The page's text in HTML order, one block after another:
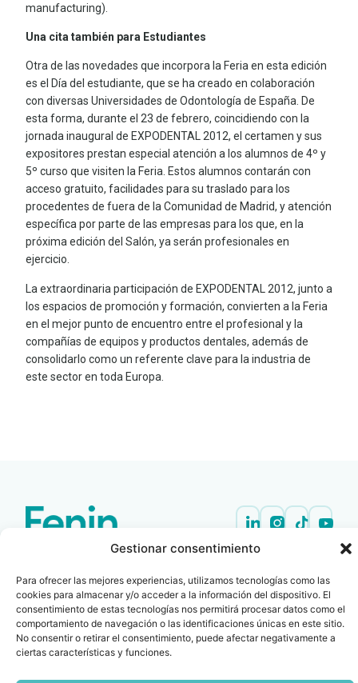
Gestionar consentimiento
Para ofrecer las mejores experiencias, utilizamos tecnologías como las
cookies para almacenar y/o acceder a la información del dispositivo. El
consentimiento de estas tecnologías nos permitirá procesar datos como el
comportamiento de navegación o las identificaciones únicas en este sitio.
No consentir o retirar el consentimiento, puede afectar negativamente a
ciertas características y funciones.
manufacturing).
Una cita también para Estudiantes
Otra de las novedades que incorpora la Feria en esta edición
es el Día del estudiante, que se ha creado en colaboración
con diversas Universidades de Odontología de España. De
esta forma, durante el 23 de febrero, coincidiendo con la
jornada inaugural de EXPODENTAL 2012, el certamen y sus
expositores prestan especial atención a los alumnos de 4º y
5º curso que visiten la Feria. Estos alumnos contarán con
acceso gratuito, facilidades para su traslado para los
procedentes de fuera de la Comunidad de Madrid, y atención
específica por parte de las empresas para los que, en la
próxima edición del Salón, ya serán profesionales en
ejercicio.
La extraordinaria participación de EXPODENTAL 2012, junto a
los espacios de promoción y formación, convierten a la Feria
en el mejor punto de encuentro entre el profesional y la
compañías de equipos y productos dentales, además de
consolidarlo como un referente clave para la industria de
este sector en toda Europa.
C/ Villanueva, 20 - 1-
28001
915 759 800
Oficina Barcelona
1º, 3ª 08006
932 014 655
Copyright © 2025 FENIN |